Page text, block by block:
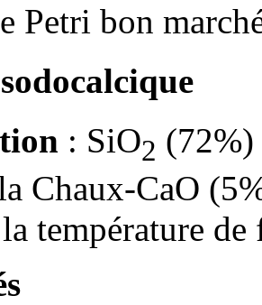
Petri bon
: SiO2
Chaux-CaO
température de